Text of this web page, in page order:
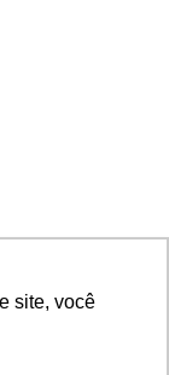
site, você